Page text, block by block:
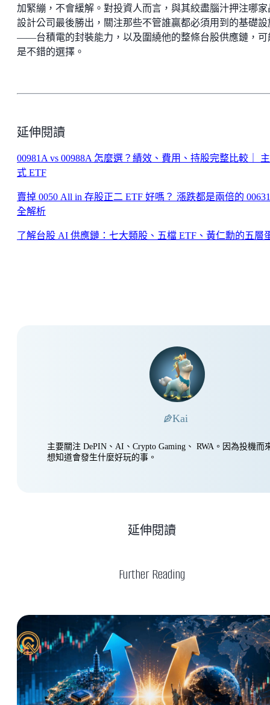
加緊繃，不會緩解。對投資人而言，與其絞盡腦汁押注哪家
設計公司最後勝出，關注那些不管誰贏都必須用到的基礎設
——台積電的封裝能力，以及圍繞他的整條台股供應鏈，可
是不錯的選擇。
延伸閱讀
00981A vs 00988A 怎麼選？績效、費用、持股完整比較｜
式 ETF
賣掉 0050 All in 存股正二 ETF 好嗎？ 漲跌都是兩倍的
全解析
了解台股 AI 供應鏈：七大類股、五檔 ETF、黃仁勳的五層
Kai
主要關注 DePIN、AI、Crypto Gaming、 RWA。因為投機而
想知道會發生什麼好玩的事。
Further Reading
延伸閱讀